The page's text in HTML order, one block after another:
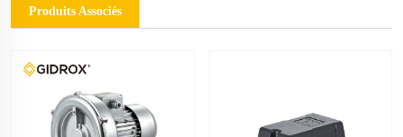
Produits Associés